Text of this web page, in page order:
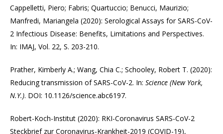
Cappelletti, Piero; Fabris; Quartuccio; Benucci, Maurizio;
Manfredi, Mariangela (2020): Serological Assays for SARS-CoV-
2 Infectious Disease: Benefits, Limitations and Perspectives.
In: IMAJ, Vol. 22, S. 203-210.
Prather, Kimberly A.; Wang, Chia C.; Schooley, Robert T. (2020):
Reducing transmission of SARS-CoV-2. In: Science (New York,
N.Y.). DOI: 10.1126/science.abc6197.
Robert-Koch-Institut (2020): RKI-Coronavirus SARS-CoV-2
Steckbrief zur Coronavirus-Krankheit-2019 (COVID-19),